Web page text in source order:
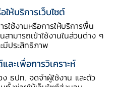
ห้บริการเว็บไซต์
ใช้งานหรือการให้บริการพื้น
ามารถเข้าใช้งานในส่วนต่าง ๆ
มีประสิทธิภาพ
ละเพื่อการวิเคราะห์
ง ธปท. จดจำผู้ใช้งาน และตัว